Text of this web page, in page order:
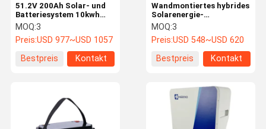
Wandmontiertes hybrides
Solarenergie-
Speichersystem mit einer
Kapazität von 5 kW für
nachhaltige ländliche
MOQ:3
Preis:USD 548~USD 620
Bestpreis
Kontakt
51.2V 200Ah Solar- und
Batteriesystem 10kwh
Powerwall
Energiespeicherbatterie
MOQ:3
Preis:USD 977~USD 1057
Bestpreis
Kontakt